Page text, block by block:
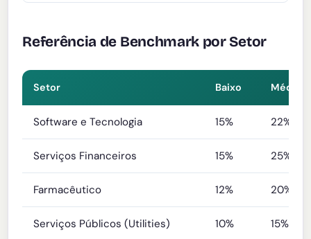
Referência de Benchmark por Setor
Setor Baixo Média
Software e Tecnologia 15% 22%
Serviços Financeiros 15% 25%
Farmacêutico 12% 20%
Serviços Públicos (Utilities) 10% 15%